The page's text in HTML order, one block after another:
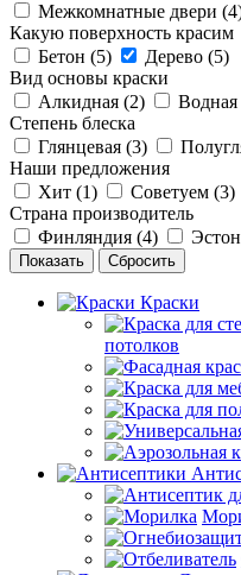
Межкомнатные двери (4
Какую поверхность красим
Бетон (5) Дерево (5)
Вид основы краски
Алкидная (2) Водная
Степень блеска
Глянцевая (3)
Наши предложения
Хит (1) Советуем (3)
Страна производитель
Финляндия (4)
Сбросить
Краски
потолков